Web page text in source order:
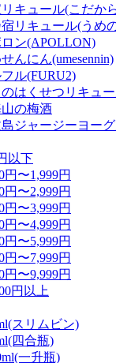
キュール(こだか
リキュール(うめ
ン(APOLLON)
んにん(umesennin)
ル(FURU2)
のはくせつリキュ
山の梅酒
島ジャージーヨー
以下
円〜1,999円
円〜2,999円
円〜3,999円
円〜4,999円
円〜5,999円
円〜7,999円
円〜9,999円
円以上
スリムビン)
四合瓶)
一升瓶)